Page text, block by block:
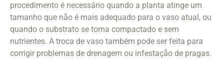
procedimento é necessário quando a planta atinge um
tamanho que não é mais adequado para o vaso atual, ou
quando o substrato se torna compactado e sem
nutrientes. A troca de vaso também pode ser feita para
corrigir problemas de drenagem ou infestação de pragas.